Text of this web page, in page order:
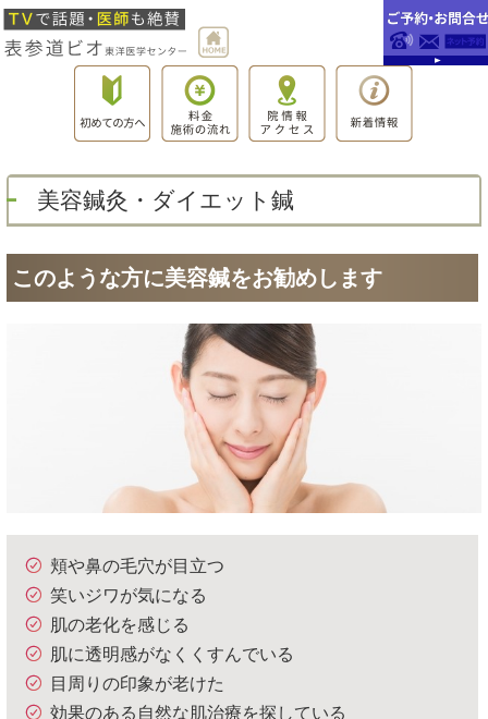
美容鍼灸・ダイエット鍼
このような方に美容鍼をお勧めします
頬や鼻の毛穴が目立つ
笑いジワが気になる
肌の老化を感じる
肌に透明感がなくくすんでいる
目周りの印象が老けた
効果のある自然な肌治療を探している